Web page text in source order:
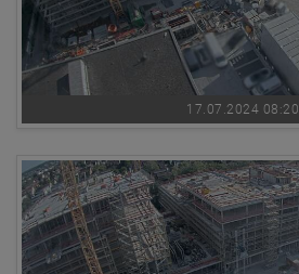
17.07.2024 08:20